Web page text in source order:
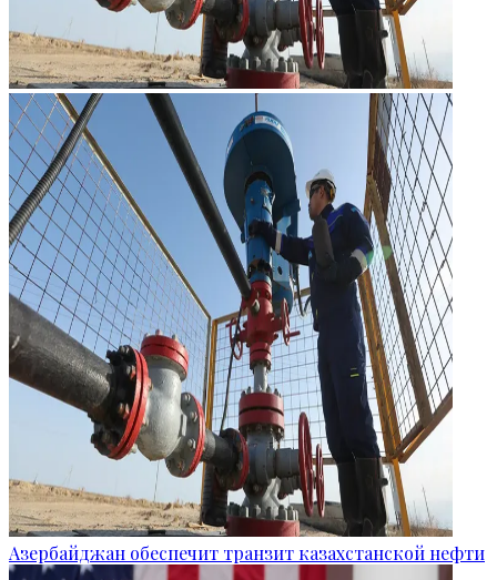
Азербайджан обеспечит транзит казахстанской нефти